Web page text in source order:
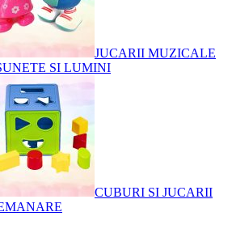
JUCARII MUZICALE
SI LUMINI
CUBURI SI JUCARII